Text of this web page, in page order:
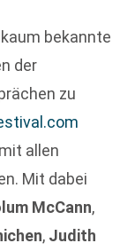
bekannte
der
zu
allen
Mit dabei
McCann,
, Judith